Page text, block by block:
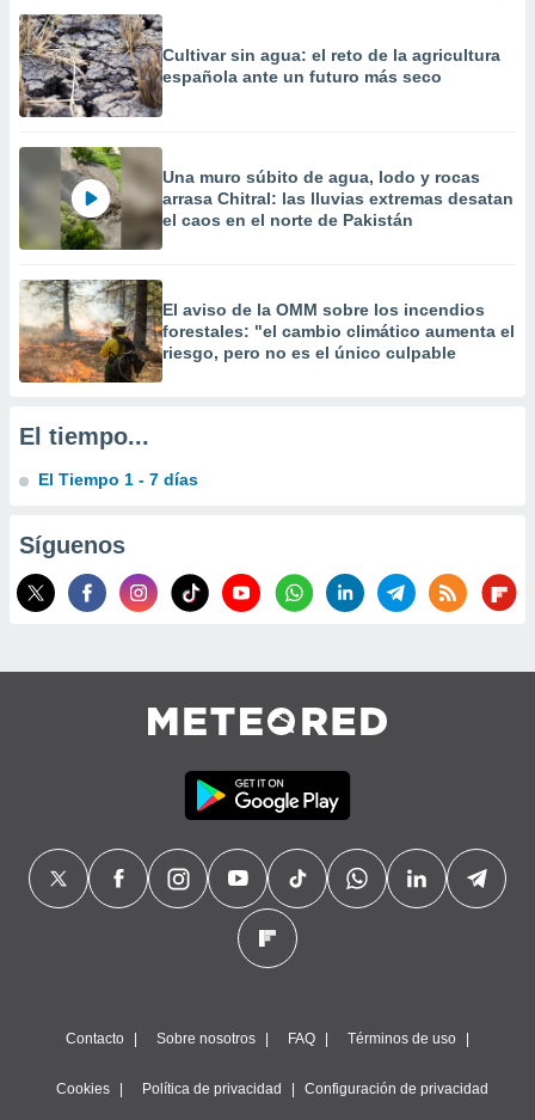
utilizar
crear un
uso de
contenido
medir el
de la
del
de
o a través
de
de
uso de
e
publicidad
1199
Cultivar sin agua: el reto de la agricultura
española ante un futuro más seco
Una muro súbito de agua, lodo y rocas
arrasa Chitral: las lluvias extremas desatan
el caos en el norte de Pakistán
El aviso de la OMM sobre los incendios
forestales: "el cambio climático aumenta el
riesgo, pero no es el único culpable
El tiempo...
El Tiempo 1 - 7 días
Síguenos
Contacto Sobre nosotros FAQ Términos de uso
Cookies Política de privacidad Configuración de privacidad